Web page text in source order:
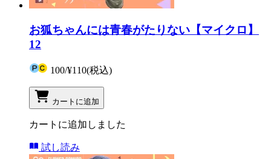
お狐ちゃんには青春がたりない【マイクロ】
12
100/¥110(税込)
カートに追加
カートに追加しました
試し読み